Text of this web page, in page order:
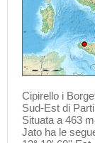
Cipirello i
Sud-Est di
Situata a 463
Jato ha le